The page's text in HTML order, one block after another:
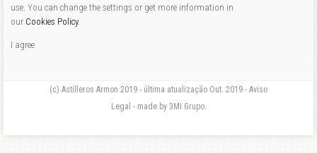
use. You can change the settings or get more information in
our Cookies Policy.
I agree
(c) Astilleros Armon 2019 - última atualização Out. 2019 - Aviso
Legal - made by 3MI Grupo.